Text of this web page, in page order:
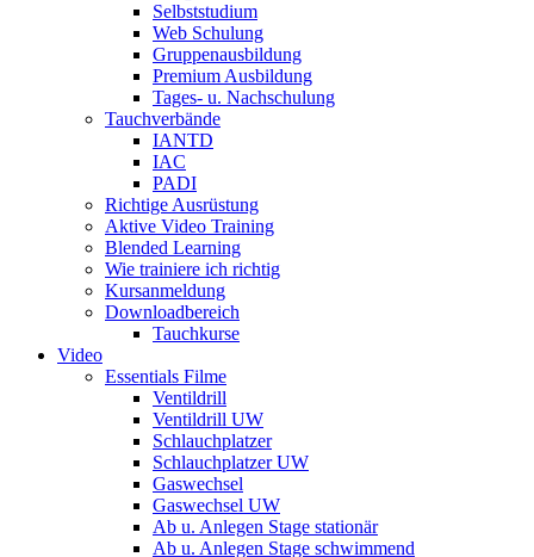
Selbststudium
Web Schulung
Gruppenausbildung
Premium Ausbildung
Tages- u. Nachschulung
Tauchverbände
IANTD
IAC
PADI
Richtige Ausrüstung
Aktive Video Training
Blended Learning
Wie trainiere ich richtig
Kursanmeldung
Downloadbereich
Tauchkurse
Video
Essentials Filme
Ventildrill
Ventildrill UW
Schlauchplatzer
Schlauchplatzer UW
Gaswechsel
Gaswechsel UW
Ab u. Anlegen Stage stationär
Ab u. Anlegen Stage schwimmend